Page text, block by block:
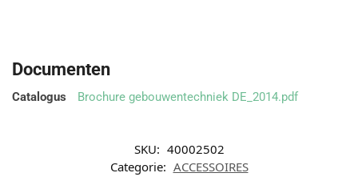
Documenten
Catalogus Brochure gebouwentechniek DE_2014.pdf
SKU: 40002502
Categorie: ACCESSOIRES